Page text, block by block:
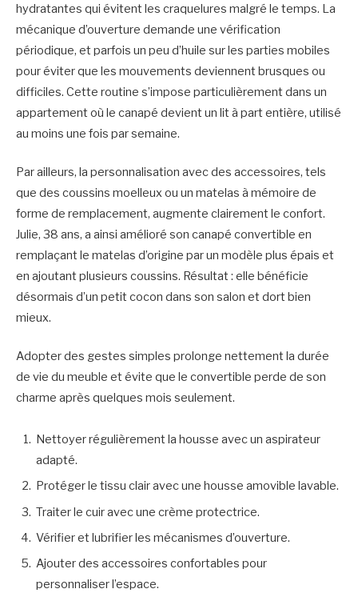
hydratantes qui évitent les craquelures malgré le temps. La
mécanique d’ouverture demande une vérification
périodique, et parfois un peu d’huile sur les parties mobiles
pour éviter que les mouvements deviennent brusques ou
difficiles. Cette routine s’impose particulièrement dans un
appartement où le canapé devient un lit à part entière, utilisé
au moins une fois par semaine.
Par ailleurs, la personnalisation avec des accessoires, tels
que des coussins moelleux ou un matelas à mémoire de
forme de remplacement, augmente clairement le confort.
Julie, 38 ans, a ainsi amélioré son canapé convertible en
remplaçant le matelas d’origine par un modèle plus épais et
en ajoutant plusieurs coussins. Résultat : elle bénéficie
désormais d’un petit cocon dans son salon et dort bien
mieux.
Adopter des gestes simples prolonge nettement la durée
de vie du meuble et évite que le convertible perde de son
charme après quelques mois seulement.
Nettoyer régulièrement la housse avec un aspirateur
adapté.
Protéger le tissu clair avec une housse amovible lavable.
Traiter le cuir avec une crème protectrice.
Vérifier et lubrifier les mécanismes d’ouverture.
Ajouter des accessoires confortables pour
personnaliser l’espace.